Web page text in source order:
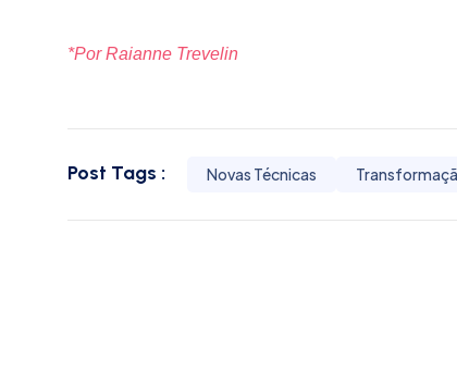
*Por Raianne Trevelin
Post Tags : Novas Técnicas